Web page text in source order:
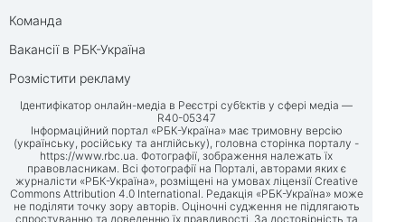
Команда
Вакансії в РБК-Україна
Розмістити рекламу
Ідентифікатор онлайн-медіа в Реєстрі суб’єктів у сфері медіа —
R40-05347
Інформаційний портал «РБК-Україна» має тримовну версію
(українську, російську та англійську), головна сторінка порталу -
https://www.rbc.ua. Фотографії, зображення належать їх
правовласникам. Всі фотографії на Порталі, авторами яких є
журналісти «РБК-Україна», розміщені на умовах ліцензії Creative
Commons Attribution 4.0 International. Редакція «РБК-Україна» може
не поділяти точку зору авторів. Оціночні судження не підлягають
спростуванню та доведенню їх правдивості. За достовірність та